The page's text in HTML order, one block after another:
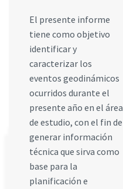
El presente informe
tiene como objetivo
identificar y
caracterizar los
eventos geodinámicos
ocurridos durante el
presente año en el área
de estudio, con el fin de
generar información
técnica que sirva como
base para la
planificación e